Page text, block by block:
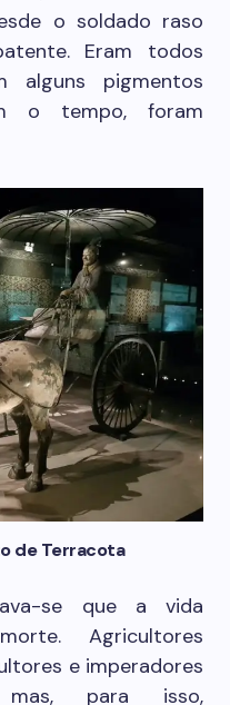
o soldado raso
Eram todos
alguns pigmentos
o tempo, foram
de Terracota
se que a vida
Agricultores
e imperadores
mas, para isso,